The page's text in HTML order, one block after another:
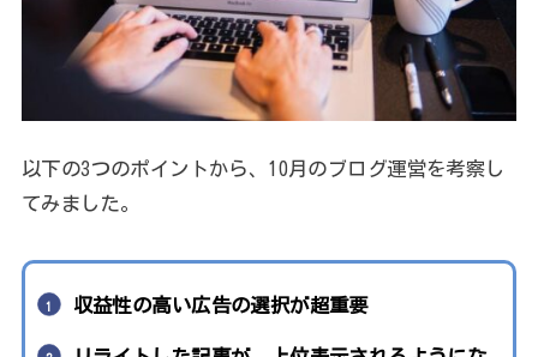
以下の3つのポイントから、10月のブログ運営を考察し
てみました。
収益性の高い広告の選択が超重要